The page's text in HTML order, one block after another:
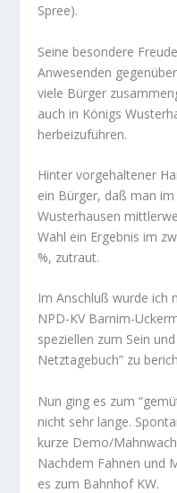
Spree).
Seine besondere
Anwesenden
viele Bürger
auch in Königs
herbeizuführen.
Hinter vorgehaltener
ein Bürger, daß man
Wusterhausen
Wahl ein Ergebnis im
%, zutraut.
Im Anschluß wurde ich
NPD-KV Barnim-
speziellen zum Sein
Netztagebuch” zu
Nun ging es zum
nicht sehr lange.
kurze Demo/
Nachdem Fahnen und
es zum Bahnhof KW.